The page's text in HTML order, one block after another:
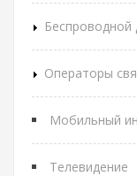
Беспроводной
Операторы
Мобильный
Телевидение